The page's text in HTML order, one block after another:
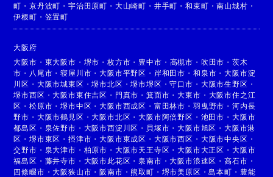
町 ・京丹波町 ・宇治田原町 ・ 大山崎町 ・ 井手町 ・和束町 ・南山城村 ・
伊根町 ・ 笠置町
大阪府
大阪市 ・ 東大阪市 ・ 堺市 ・枚方市 ・ 豊中市 ・ 高槻市 ・ 吹田市 ・ 茨木
市 ・ 八尾市 ・寝屋川市 ・大阪市平野区 ・ 岸和田市 ・ 和泉市 ・大阪市淀
川区 ・ 大阪市城東区 ・堺市北区 ・堺市堺区 ・守口市 ・ 大阪市生野区 ・
堺市西区 ・大阪市東住吉区 ・ 門真市 ・箕面市 ・大東市 ・ 大阪市住之江
区 ・松原市 ・堺市中区 ・大阪市西成区 ・ 富田林市 ・ 羽曳野市 ・ 河内長
野市 ・ 大阪市鶴見区 ・大阪市北区 ・大阪市阿倍野区 ・ 池田市 ・ 大阪市
都島区 ・ 泉佐野市 ・ 大阪市西淀川区 ・ 貝塚市 ・大阪市旭区 ・大阪市港
区 ・堺市東区 ・摂津市 ・大阪市東成区 ・ 大阪市西区 ・ 大阪市中央区 ・
交野市 ・ 泉大津市 ・ 柏原市 ・ 大阪市天王寺区 ・大阪市大正区 ・ 大阪市
福島区 ・ 藤井寺市 ・ 大阪市此花区 ・ 泉南市 ・大阪市浪速区 ・高石市 ・
四條畷市 ・大阪狭山市 ・阪南市 ・熊取町 ・ 堺市美原区 ・島本町 ・ 豊能